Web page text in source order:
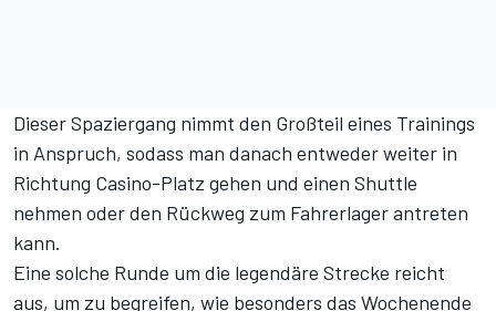
Dieser Spaziergang nimmt den Großteil eines Trainings
in Anspruch, sodass man danach entweder weiter in
Richtung Casino-Platz gehen und einen Shuttle
nehmen oder den Rückweg zum Fahrerlager antreten
kann.
Eine solche Runde um die legendäre Strecke reicht
aus, um zu begreifen, wie besonders das Wochenende